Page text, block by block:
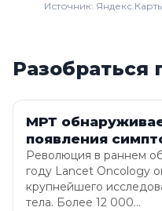
Источник:
Разобраться
МРТ
появления
Революция в раннем
году Lancet Oncology
крупнейшего
тела. Более 12 000…